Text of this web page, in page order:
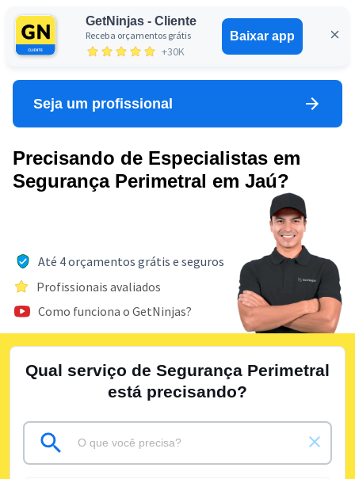
GetNinjas - Cliente
Receba orçamentos grátis
+30K
Baixar app
Entrar
Seja um profissional
Precisando de Especialistas em
Segurança Perimetral em Jaú?
Até 4 orçamentos grátis e seguros
Profissionais avaliados
Como funciona o GetNinjas?
Qual serviço de Segurança Perimetral
está precisando?